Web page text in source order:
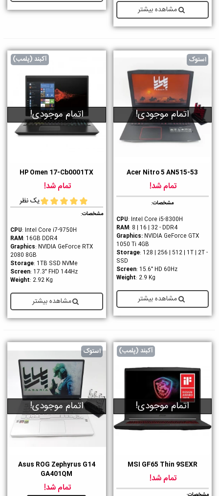
مشاهده بیشتر
استوک
اتمام موجودی!
Acer Nitro 5 AN515-53
تمام شد!
مشخصات:
CPU: Intel Core i5-8300H
RAM: 8 | 16 | 32 - DDR4
Graphics: NVIDIA GeForce GTX
1050 Ti 4GB
Storage: 128 | 256 | 512 | 1T | 2T -
SSD
Screen: 15.6" HD 60Hz
Weight: 2.9 Kg
مشاهده بیشتر
آکبند (پلمب)
اتمام موجودی!
HP Omen 17-Cb0001TX
تمام شد!
یک نظر
مشخصات:
CPU: Intel Core i7-9750H
RAM: 16GB DDR4
Graphics: NVIDIA GeForce RTX
2080 8GB
Storage: 1TB SSD NVMe
Screen: 17.3" FHD 144Hz
Weight: 2.92 Kg
مشاهده بیشتر
آکبند (پلمب)
اتمام موجودی!
MSI GF65 Thin 9SEXR
تمام شد!
استوک
اتمام موجودی!
Asus ROG Zephyrus G14
GA401QM
تمام شد!